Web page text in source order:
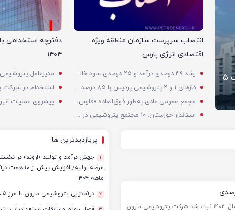
آغاز ثبت‌نام بزرگ‌ترین پروژه مسکن کارکنان وزارت نفت در تهران؛ ساخت ۵
کاهش قیمت نفت در بازار آسیا تحت تأثیر تحولات ونزوئلا
انتصاب سرپرست سازمان منطقه ویژه
اقتصادی انرژی پارس
رشد ۴۹ درصدی درآمد و ۲۵ درصدی سود خالص؛ بیدبلند خلیج‌فارس سال ۱۴۰۴ را با رکوردهای جدید به پایان رساند
فازهای ۱ و ۲ پتروشیمی پردیس با ۸۵ درصد ظرفیت به مدار تولید بازگشتند
مجمع عمومی عادی به‌طور فوق‌العاده «فارس» به دلیل نرسیدن به حد نصاب برگزار نشد
استاندار خوزستان: ۱۰ مجتمع پتروشیمی در جنگ آسیب دیدند/ برآورد خسارت‌ها به ۵۰ همت و ۴ میلیارد دلار رسید
دفترچه استخدامی
۱۴۰۴
استخدام در شرکت
برای اولین بار در تاریخ مارون رکورد تولید بیش از ۱۰۰ درصدی در سال ۱۴۰۳ ثبت شد شرکت پتروشیمی مارون
پربازدیدترین ها
1
جهش درآمد و تولید «اروند» در
ماهه ۱۴۰۴
2 درآمدزایی پتروشیمی مارون تا مرز ۵ همت